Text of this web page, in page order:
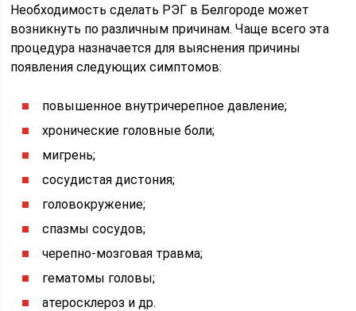
Необходимость сделать РЭГ в Белгороде может
возникнуть по различным причинам. Чаще всего эта
процедура назначается для выяснения причины
появления следующих симптомов:
повышенное внутричерепное давление;
хронические головные боли;
мигрень;
сосудистая дистония;
головокружение;
спазмы сосудов;
черепно-мозговая травма;
гематомы головы;
атеросклероз и др.